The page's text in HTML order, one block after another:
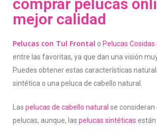
comprar pelucas
mejor calidad
Pelucas con Tul Frontal o Pelucas Cosidas
entre las favoritas, ya que dan una visión
Puedes obtener estas características
sintética o una peluca de cabello natural.
Las pelucas de cabello natural se consideran
pelucas, aunque, las pelucas sintéticas están